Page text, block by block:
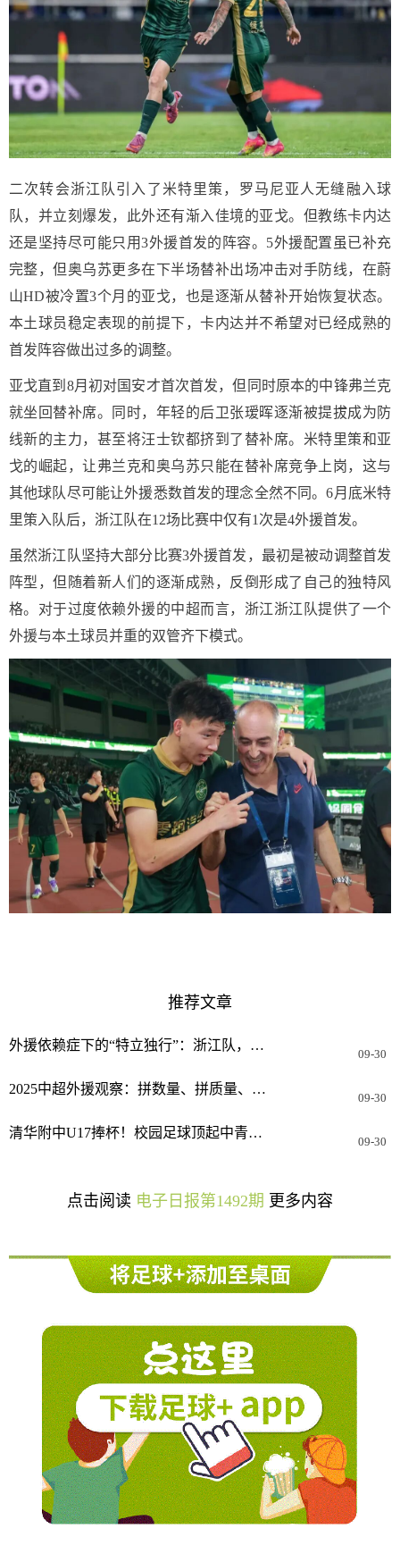
二次转会浙江队引入了米特里策，罗马尼亚人无缝融入球
队，并立刻爆发，此外还有渐入佳境的亚戈。但教练卡内达
还是坚持尽可能只用3外援首发的阵容。5外援配置虽已补充
完整，但奥乌苏更多在下半场替补出场冲击对手防线，在蔚
山HD被冷置3个月的亚戈，也是逐渐从替补开始恢复状态。
本土球员稳定表现的前提下，卡内达并不希望对已经成熟的
首发阵容做出过多的调整。
亚戈直到8月初对国安才首次首发，但同时原本的中锋弗兰克
就坐回替补席。同时，年轻的后卫张瑷晖逐渐被提拔成为防
线新的主力，甚至将汪士钦都挤到了替补席。米特里策和亚
戈的崛起，让弗兰克和奥乌苏只能在替补席竞争上岗，这与
其他球队尽可能让外援悉数首发的理念全然不同。6月底米特
里策入队后，浙江队在12场比赛中仅有1次是4外援首发。
虽然浙江队坚持大部分比赛3外援首发，最初是被动调整首发
阵型，但随着新人们的逐渐成熟，反倒形成了自己的独特风
格。对于过度依赖外援的中超而言，浙江浙江队提供了一个
外援与本土球员并重的双管齐下模式。
推荐文章
外援依赖症下的“特立独行”：浙江队，给中超打个样
09-30
2025中超外援观察：拼数量、拼质量、更拼稳定性
09-30
清华附中U17捧杯！校园足球顶起中青赛半边天
09-30
点击阅读 电子日报第1492期 更多内容